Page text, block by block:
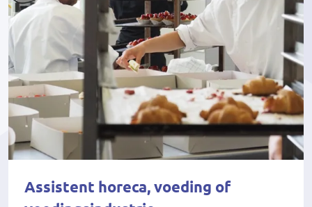
Assistent horeca, voeding of